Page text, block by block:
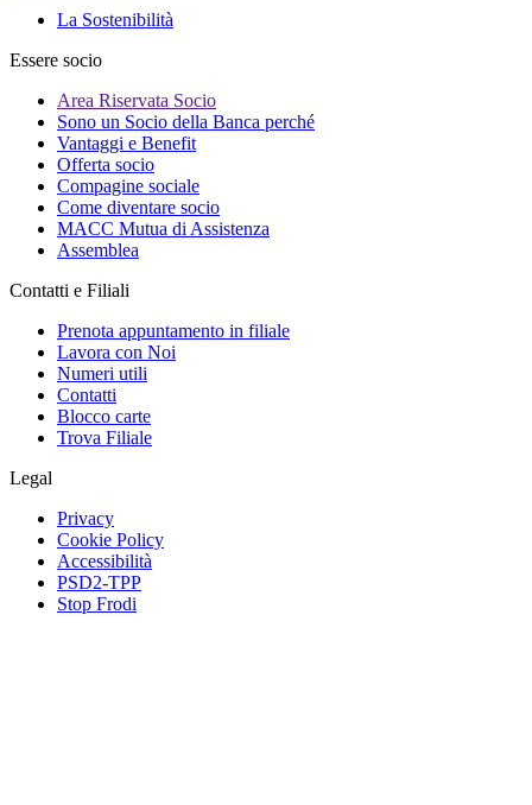
La Sostenibilità
Essere socio
Area Riservata Socio
Sono un Socio della Banca perché
Vantaggi e Benefit
Offerta socio
Compagine sociale
Come diventare socio
MACC Mutua di Assistenza
Assemblea
Contatti e Filiali
Prenota appuntamento in filiale
Lavora con Noi
Numeri utili
Contatti
Blocco carte
Trova Filiale
Legal
Privacy
Cookie Policy
Accessibilità
PSD2-TPP
Stop Frodi